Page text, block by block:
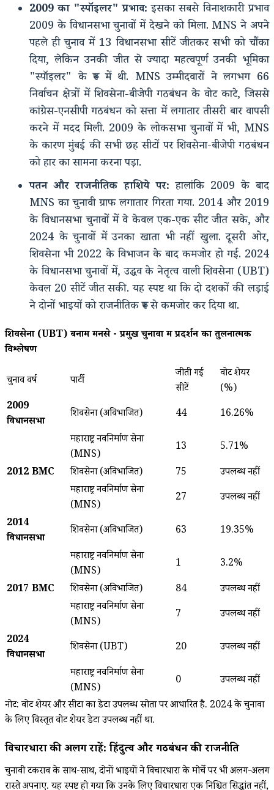
2009 का "स्पॉइलर" प्रभाव: इसका सबसे विनाशकारी प्रभाव
2009 के विधानसभा चुनावों में देखने को मिला. MNS ने अपने
पहले ही चुनाव में 13 विधानसभा सीटें जीतकर सभी को चौंका
दिया, लेकिन उनकी जीत से ज्यादा महत्वपूर्ण उनकी भूमिका
"स्पॉइलर" के रूप में थी. MNS उम्मीदवारों ने लगभग 66
निर्वाचन क्षेत्रों में शिवसेना-बीजेपी गठबंधन के वोट काटे, जिससे
कांग्रेस-एनसीपी गठबंधन को सत्ता में लगातार तीसरी बार वापसी
करने में मदद मिली. 2009 के लोकसभा चुनावों में भी, MNS
के कारण मुंबई की सभी छह सीटों पर शिवसेना-बीजेपी गठबंधन
को हार का सामना करना पड़ा.
पतन और राजनीतिक हाशिये पर: हालांकि 2009 के बाद
MNS का चुनावी ग्राफ लगातार गिरता गया. 2014 और 2019
के विधानसभा चुनावों में वे केवल एक-एक सीट जीत सके, और
2024 के चुनावों में उनका खाता भी नहीं खुला. दूसरी ओर,
शिवसेना भी 2022 के विभाजन के बाद कमजोर हो गई. 2024
के विधानसभा चुनावों में, उद्धव के नेतृत्व वाली शिवसेना (UBT)
केवल 20 सीटें जीत सकी. यह स्पष्ट था कि दो दशकों की लड़ाई
ने दोनों भाइयों को राजनीतिक रूप से कमजोर कर दिया था.
शिवसेना (UBT) बनाम मनसे - प्रमुख चुनावों में प्रदर्शन का तुलनात्मक
विश्लेषण
चुनाव वर्ष
पार्टी
जीती गई
सीटें
वोट शेयर
(%)
2009
विधानसभा
शिवसेना (अविभाजित) 44
16.26%
महाराष्ट्र नवनिर्माण सेना
(MNS)
13
5.71%
2012 BMC
शिवसेना (अविभाजित) 75
उपलब्ध नहीं
महाराष्ट्र नवनिर्माण सेना
(MNS)
27
उपलब्ध नहीं
2014
विधानसभा
शिवसेना (अविभाजित) 63
19.35%
महाराष्ट्र नवनिर्माण सेना
(MNS)
1
3.2%
2017 BMC
शिवसेना (अविभाजित) 84
उपलब्ध नहीं
महाराष्ट्र नवनिर्माण सेना
(MNS)
7
उपलब्ध नहीं
2024
विधानसभा
शिवसेना (UBT) 20
उपलब्ध नहीं
महाराष्ट्र नवनिर्माण सेना
(MNS)
0
उपलब्ध नहीं
नोट: वोट शेयर और सीटों का डेटा उपलब्ध स्रोतों पर आधारित है. 2024 के चुनावों
के लिए विस्तृत वोट शेयर डेटा उपलब्ध नहीं था.
विचारधारा की अलग राहें: हिंदुत्व और गठबंधन की राजनीति
चुनावी टकराव के साथ-साथ, दोनों भाइयों ने विचारधारा के मोर्चे पर भी अलग-अलग